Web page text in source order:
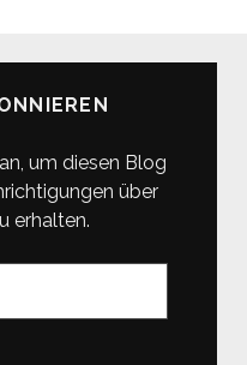
um diesen Blog
über
erhalten.